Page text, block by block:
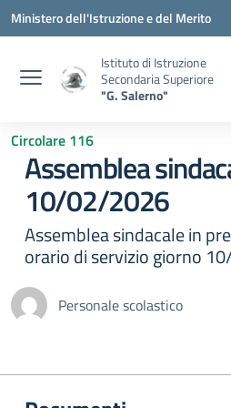
Vai ai contenuti
Vai al menu di navigazione
Vai al footer
Ministero dell'Istruzione e del Merito
Istituto di Istruzione
Secondaria Superiore
"G. Salerno"
Circolare 116
Assemblea
10/02/2026
Assemblea sindacale in
orario di servizio giorno
Personale scolastico